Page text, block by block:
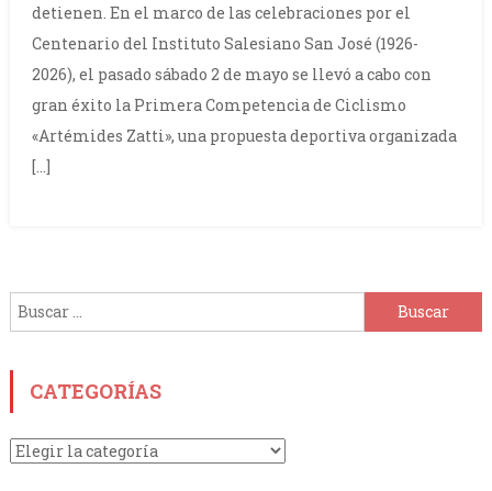
detienen. En el marco de las celebraciones por el
Centenario del Instituto Salesiano San José (1926-
2026), el pasado sábado 2 de mayo se llevó a cabo con
gran éxito la Primera Competencia de Ciclismo
«Artémides Zatti», una propuesta deportiva organizada
[…]
Buscar:
CATEGORÍAS
Categorías